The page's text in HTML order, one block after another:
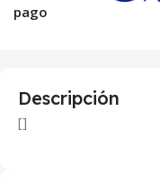
pago
Descripción
[]